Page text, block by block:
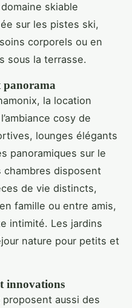
skiable
sur les pistes ski,
corporels ou en
sous la terrasse.
panorama
la location
cosy de
lounges élégants
panoramiques sur le
chambres disposent
de vie distincts,
famille ou entre amis,
intimité. Les jardins
nature pour petits et
innovations
aussi des